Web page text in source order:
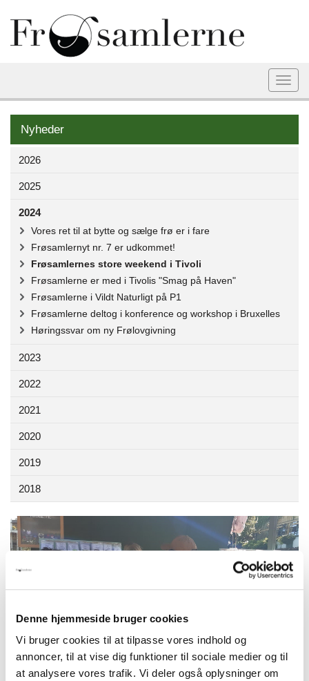
Denne hjemmeside bruger cookies
Vi bruger cookies til at tilpasse vores indhold og
annoncer, til at vise dig funktioner til sociale medier og til
at analysere vores trafik. Vi deler også oplysninger om
Nyheder
2026
2025
2024
Vores ret til at bytte og sælge frø er i fare
Frøsamlernyt nr. 7 er udkommet!
Frøsamlernes store weekend i Tivoli
Frøsamlerne er med i Tivolis "Smag på Haven"
Frøsamlerne i Vildt Naturligt på P1
Frøsamlerne deltog i konference og workshop i Bruxelles
Høringssvar om ny Frølovgivning
2023
2022
2021
2020
2019
2018